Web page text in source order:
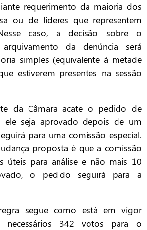
requerimento da maioria dos
ou de líderes que representem
caso, a decisão sobre o
da denúncia será
simples (equivalente à metade
estiverem presentes na sessão
da Câmara acate o pedido de
ele seja aprovado depois de um
para uma comissão especial.
proposta é que a comissão
úteis para análise e não mais 10
o pedido seguirá para a
segue como está em vigor
necessários 342 votos para o